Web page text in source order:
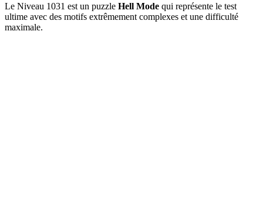
Le Niveau 1031 est un puzzle Hell Mode qui représente le test
ultime avec des motifs extrêmement complexes et une difficulté
maximale.